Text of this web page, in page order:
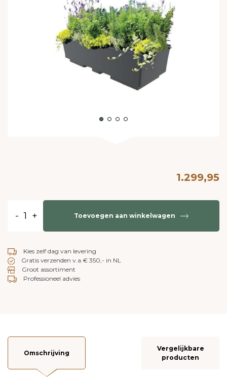
1.299,95
- + Toevoegen aan winkelwagen
Kies zelf dag van levering
Gratis verzenden v.a.€ 350,- in NL
Groot assortiment
Professioneel advies
Omschrijving
Vergelijkbare
producten